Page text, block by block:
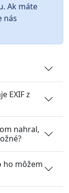
Ak máte
nás
EXIF z
nahral,
ho môžem